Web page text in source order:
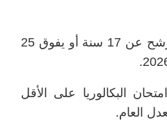
– ألا يقل سن المترشح عن 17 سنة أو يفوق 25
البكالوريا على الأقل